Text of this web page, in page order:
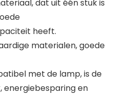
dat uit één stuk is
heeft.
materialen, goede
met de lamp, is de
energiebesparing en